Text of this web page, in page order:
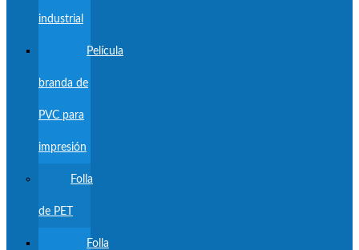
industrial
Película
branda de
PVC para
impresión
Folla
de PET
Folla